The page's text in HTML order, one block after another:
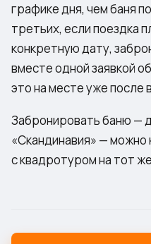
графике дня, чем баня
третьих, если поездка
конкретную дату,
вместе одной заявкой
это на месте уже после
Забронировать баню —
«Скандинавия» — можно
с квадротуром на тот